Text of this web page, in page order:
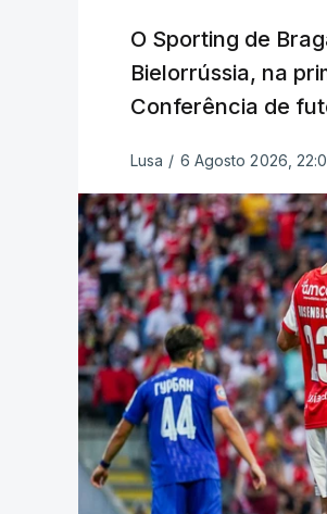
O Sporting de
Bielorrússia, na
Conferência de
Lusa / 6 Agosto 2026,